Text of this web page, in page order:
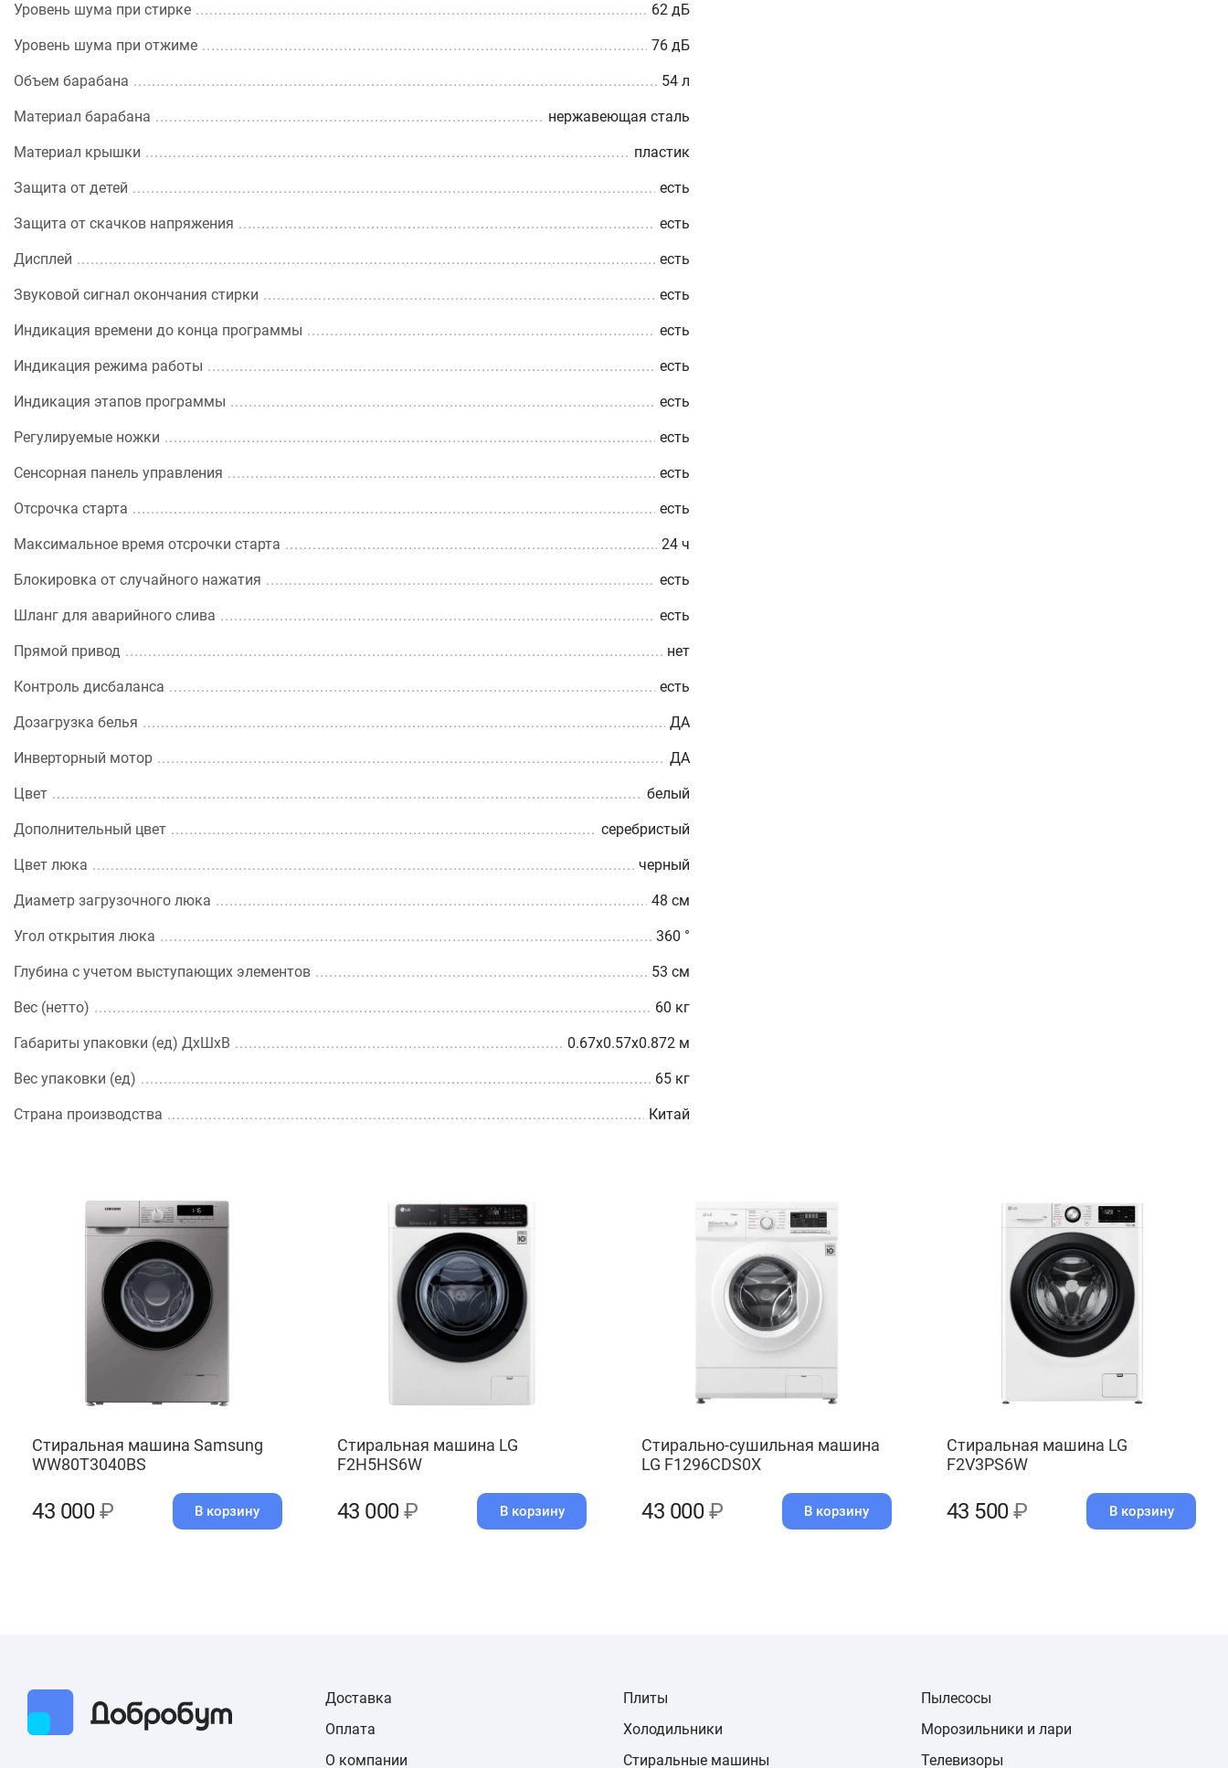
Уровень шума при стирке 62 дБ
Уровень шума при отжиме 76 дБ
Объем барабана 54 л
Материал барабана нержавеющая сталь
Материал крышки пластик
Защита от детей есть
Защита от скачков напряжения есть
Дисплей есть
Звуковой сигнал окончания стирки есть
Индикация времени до конца программы есть
Индикация режима работы есть
Индикация этапов программы есть
Регулируемые ножки есть
Сенсорная панель управления есть
Отсрочка старта есть
Максимальное время отсрочки старта 24 ч
Блокировка от случайного нажатия есть
Шланг для аварийного слива есть
Прямой привод нет
Контроль дисбаланса есть
Дозагрузка белья ДА
Инверторный мотор ДА
Цвет белый
Дополнительный цвет серебристый
Цвет люка черный
Диаметр загрузочного люка 48 см
Угол открытия люка 360 °
Глубина с учетом выступающих элементов 53 см
Вес (нетто) 60 кг
Габариты упаковки (ед) ДхШхВ 0.67x0.57x0.872 м
Вес упаковки (ед) 65 кг
Страна производства Китай
Стиральная машина Samsung
WW80T3040BS
43 000₽ В корзину
Стиральная машина LG
F2H5HS6W
43 000₽ В корзину
Стирально-сушильная машина
LG F1296CDS0X
43 000₽ В корзину
Стиральная машина LG
F2V3PS6W
43 500₽ В корзину
Доставка
Оплата
О компании
Плиты
Холодильники
Стиральные машины
Пылесосы
Морозильники и лари
Телевизоры